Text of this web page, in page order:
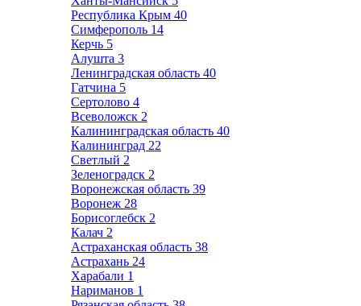
Республика Крым 40
Симферополь 14
Керчь 5
Алушта 3
Ленинградская область 40
Гатчина 5
Сертолово 4
Всеволожск 2
Калининградская область 40
Калининград 22
Светлый 2
Зеленоградск 2
Воронежская область 39
Воронеж 28
Борисоглебск 2
Калач 2
Астраханская область 38
Астрахань 24
Харабали 1
Нариманов 1